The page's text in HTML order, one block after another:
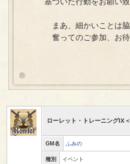
まあ、細かいことは
奮ってのご参加、お待
ローレット・トレーニングIX
GM名 ふみの
種別 イベント